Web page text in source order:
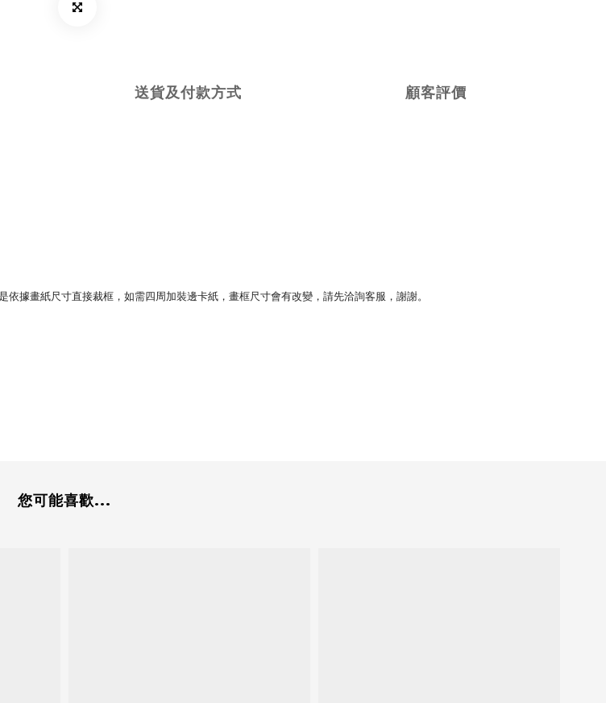
送貨及付款方式 顧客評價
據畫紙尺寸直接裁框，如需四周加裝邊卡紙，畫框尺寸會有改變，請先洽詢客服，謝謝。
您可能喜歡...